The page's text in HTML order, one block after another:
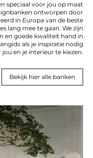
speciaal voor jou op maat
ontworpen door
in Europa van de beste
lang mee te gaan. We zijn
en goede kwaliteit hand in
als je inspiratie nodig
en je interieur te kiezen.
Bekijk hier alle banken